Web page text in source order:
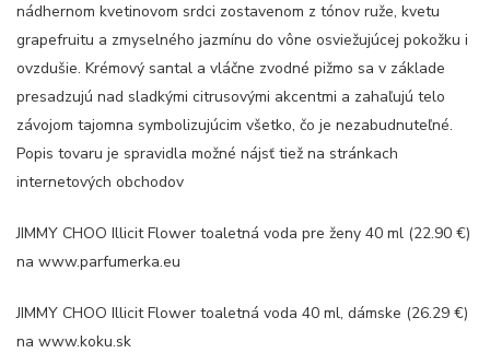
nádhernom kvetinovom srdci zostavenom z tónov ruže, kvetu
grapefruitu a zmyselného jazmínu do vône osviežujúcej pokožku i
ovzdušie. Krémový santal a vláčne zvodné pižmo sa v základe
presadzujú nad sladkými citrusovými akcentmi a zahaľujú telo
závojom tajomna symbolizujúcim všetko, čo je nezabudnuteľné.
Popis tovaru je spravidla možné nájsť tiež na stránkach
internetových obchodov
JIMMY CHOO Illicit Flower toaletná voda pre ženy 40 ml (22.90 €)
na www.parfumerka.eu
JIMMY CHOO Illicit Flower toaletná voda 40 ml, dámske (26.29 €)
na www.koku.sk